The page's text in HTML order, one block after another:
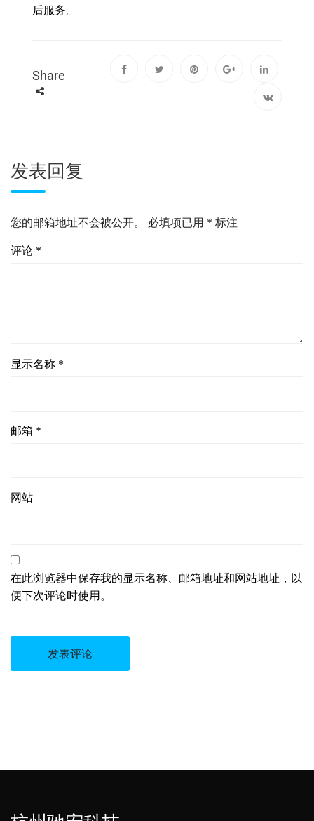
后服务。
Share
发表回复
您的邮箱地址不会被公开。 必填项已用 * 标注
评论 *
显示名称 *
邮箱 *
网站
在此浏览器中保存我的显示名称、邮箱地址和网站地址，以
便下次评论时使用。